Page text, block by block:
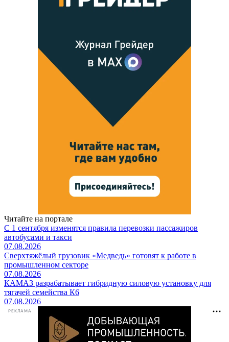
Читайте на портале
С 1 сентября изменятся правила перевозки пассажиров
автобусами и такси
07.08.2026
Сверхтяжёлый грузовик «Медведь» готовят к работе в
промышленном секторе
07.08.2026
КАМАЗ разрабатывает гибридную силовую установку для
тягачей семейства К6
07.08.2026
РЕКЛАМА